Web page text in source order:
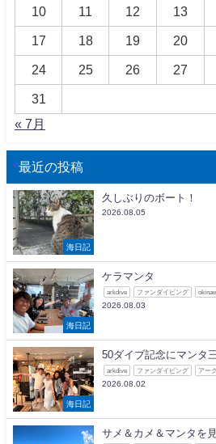
10 11 12 13
17 18 19 20
24 25 26 27
31
« 7月
最近の投稿
海日記
久しぶりのボート！
2026.08.05
海日記
ケラマンタ
arkdive ファンダイビング
2026.08.03
海日記
50ダイブ記念にマンタ
arkdive ファンダイビング アー
2026.08.02
サメ＆カメ＆マンタを